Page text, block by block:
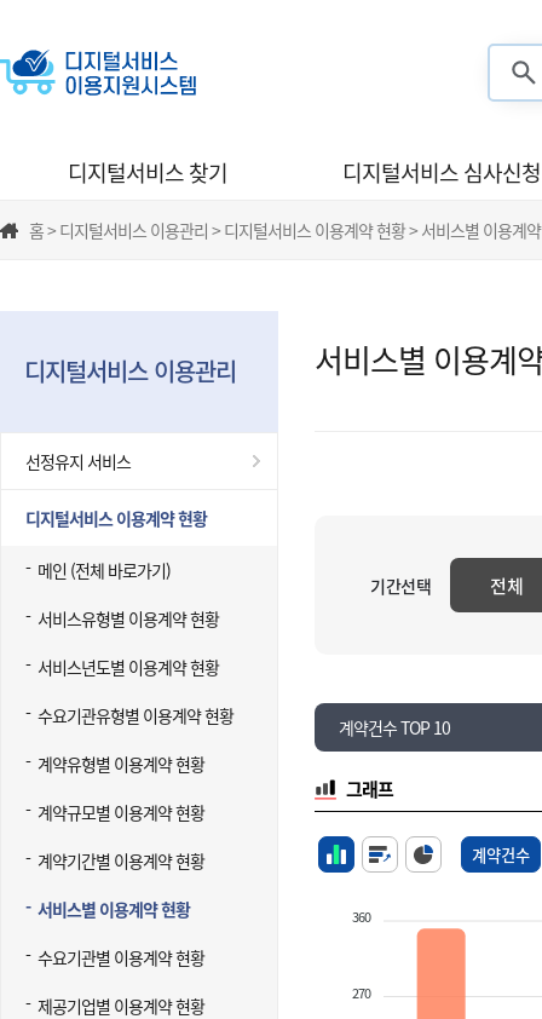
디지털서비스 찾기 디지털서비스 심사신청
홈 > 디지털서비스 이용관리 > 디지털서비스 이용계약 현황 > 서비스별 이용계
디지털서비스 이용관리
선정유지 서비스
디지털서비스 이용계약 현황
메인 (전체 바로가기)
서비스유형별 이용계약 현황
서비스년도별 이용계약 현황
수요기관유형별 이용계약 현황
계약유형별 이용계약 현황
계약규모별 이용계약 현황
계약기간별 이용계약 현황
서비스별 이용계약 현황
수요기관별 이용계약 현황
제공기업별 이용계약 현황
서비스별 이용계
기간선택 전체
계약건수 TOP 10
그래프
계약건수
360
270